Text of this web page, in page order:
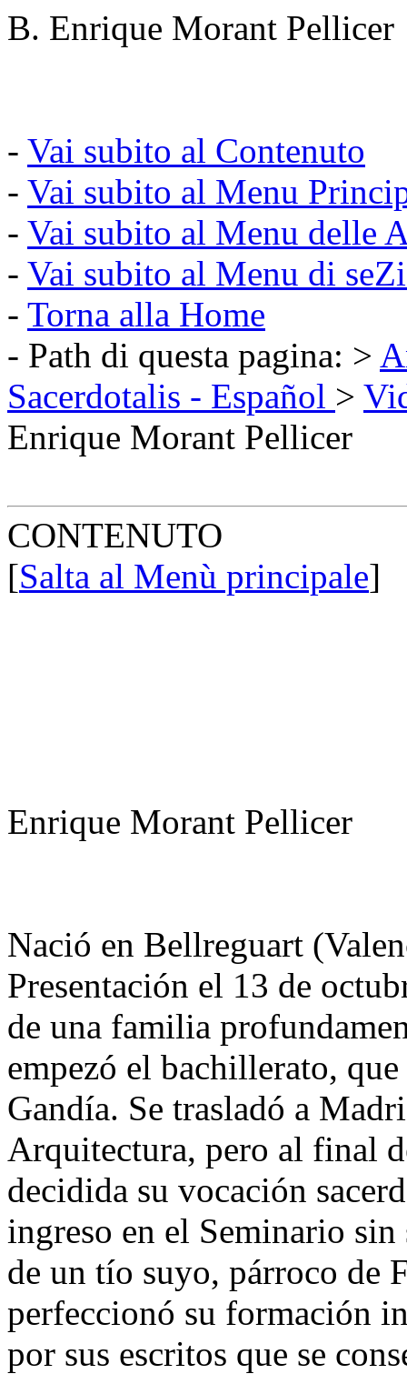
B. Enrique Morant Pellicer
- Vai subito al Contenuto
- Vai subito al Menu
- Vai subito al Menu delle
- Vai subito al Menu di
- Torna alla Home
- Path di questa pagina: >
Sacerdotalis - Español >
Enrique Morant Pellicer
CONTENUTO
[Salta al Menù principale]
Enrique Morant Pellicer
Nació en Bellreguart
Presentación el 13 de
de una familia
empezó el bachillerato,
Gandía. Se trasladó a
Arquitectura, pero al final
decidida su vocación
ingreso en el Seminario sin
de un tío suyo, párroco de
perfeccionó su formación
por sus escritos que se